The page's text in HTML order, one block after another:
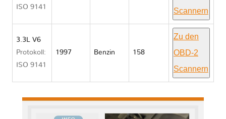
ISO 9141
Scannern
3.3L V6
Protokoll:
ISO 9141
1997 Benzin 158
Zu den
OBD-2
Scannern